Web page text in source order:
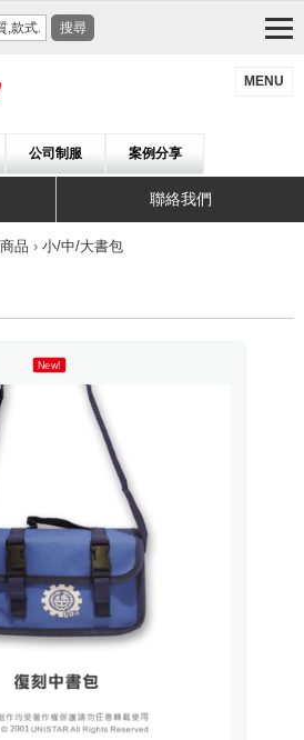
MENU
公司制服 案例分享
聯絡我們
搜尋
品 › 小/中/大書包
New!